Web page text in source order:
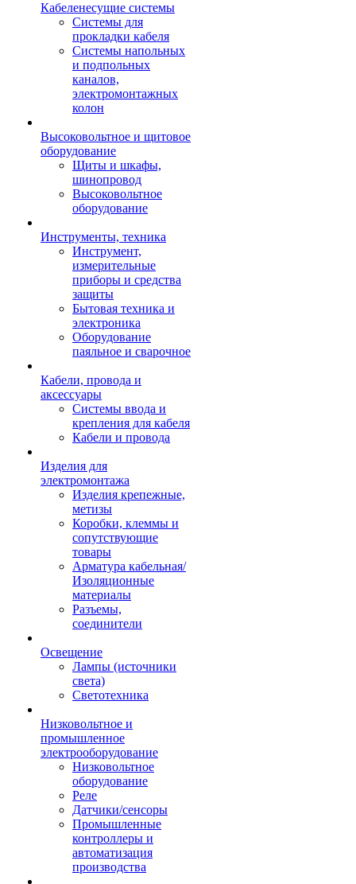
Кабеленесущие системы
Системы для
прокладки кабеля
Системы напольных
и подпольных
каналов,
электромонтажных
колон
Высоковольтное и щитовое
оборудование
Щиты и шкафы,
шинопровод
Высоковольтное
оборудование
Инструменты, техника
Инструмент,
измерительные
приборы и средства
защиты
Бытовая техника и
электроника
Оборудование
паяльное и сварочное
Кабели, провода и
аксессуары
Системы ввода и
крепления для кабеля
Кабели и провода
Изделия для
электромонтажа
Изделия крепежные,
метизы
Коробки, клеммы и
сопутствующие
товары
Арматура кабельная/
Изоляционные
материалы
Разъемы,
соединители
Освещение
Лампы (источники
света)
Светотехника
Низковольтное и
промышленное
электрооборудование
Низковольтное
оборудование
Реле
Датчики/сенсоры
Промышленные
контроллеры и
автоматизация
производства